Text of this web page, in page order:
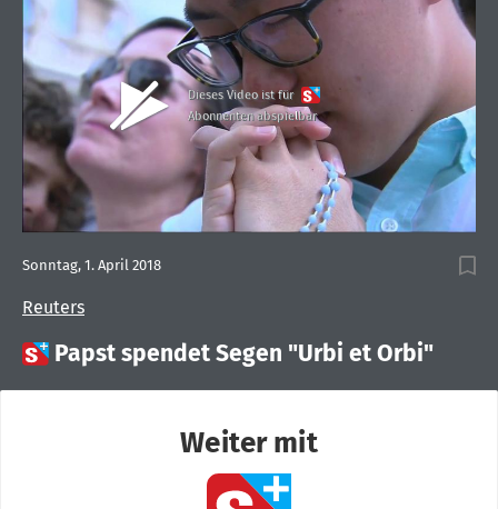
Dieses Video ist für
Abonnenten abspielbar
Reuters
Sonntag, 1. April 2018
 Papst spendet Segen "Urbi et Orbi"